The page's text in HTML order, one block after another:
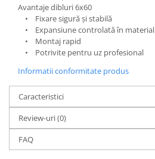
Avantaje dibluri 6x60
• Fixare sigură și stabilă
• Expansiune controlată în material
• Montaj rapid
• Potrivite pentru uz profesional
Informatii conformitate produs
Caracteristici
Review-uri(0)
FAQ